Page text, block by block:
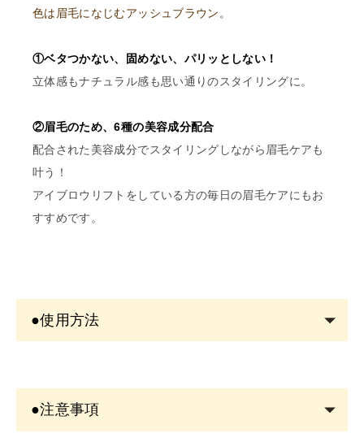
色は眉毛になじむアッシュブラウン。
①ベタつかない、固めない、パリッとしない！
立体感もナチュラル感も思い通りのスタイリングに。
②眉毛のため、6種の美容成分配合
配合された美容成分でスタイリングしながら眉毛ケアも
叶う！
アイブロウリフトをしている方の毎日の眉毛ケアにもお
すすめです。
●使用方法
何も塗布していない状態の眉毛に3日間以上連続で使用す
ると定着が良くなります。
●注意事項